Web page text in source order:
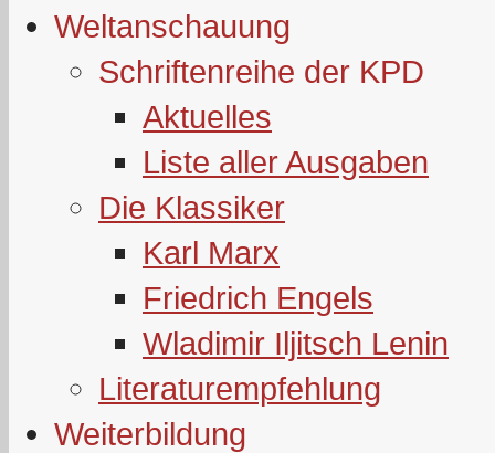
Weltanschauung
Schriftenreihe der KPD
Aktuelles
Liste aller Ausgaben
Die Klassiker
Karl Marx
Friedrich Engels
Wladimir Iljitsch Lenin
Literaturempfehlung
Weiterbildung